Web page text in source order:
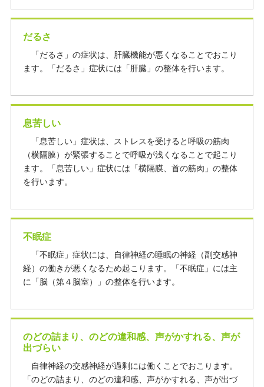
だるさ
「だるさ」の症状は、肝臓機能が悪くなることでおこり
ます。「だるさ」症状には「肝臓」の整体を行います。
息苦しい
「息苦しい」症状は、ストレスを受けると呼吸の筋肉
（横隔膜）が緊張することで呼吸が浅くなることで起こり
ます。「息苦しい」症状には「横隔膜、首の筋肉」の整体
を行います。
不眠症
「不眠症」症状には、自律神経の睡眠の神経（副交感神
経）の働きが悪くなるため起こります。「不眠症」には主
に「脳（第４脳室）」の整体を行います。
のどの詰まり、のどの違和感、声がかすれる、声が
出づらい
自律神経の交感神経が過剰には働くことでおこります。
「のどの詰まり、のどの違和感、声がかすれる、声が出づ